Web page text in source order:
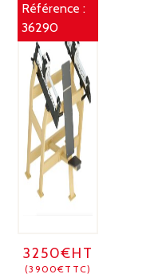
Référence :
36290
3250€HT
(3900€TTC)